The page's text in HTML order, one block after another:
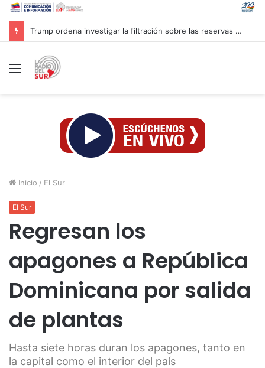
Trump ordena investigar la filtración sobre las reservas de municiones
Menú
Inicio / El Sur
El Sur
Regresan los
apagones a República
Dominicana por salida
de plantas
Hasta siete horas duran los apagones, tanto en
la capital como el interior del país